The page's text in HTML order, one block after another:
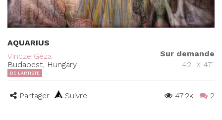
AQUARIUS
Vincze Géza
Budapest, Hungary
Sur demande
42" X 47"
DE L'ARTISTE
Partager Suivre 47.2k 2